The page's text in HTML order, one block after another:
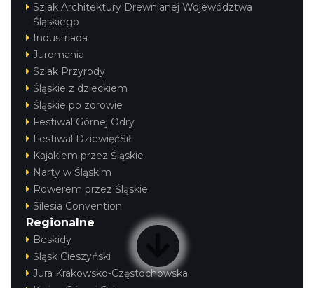
Szlak Architektury Drewnianej Województwa
Śląskiego
Industriada
Juromania
Szlak Przyrody
Śląskie z dzieckiem
Śląskie po zdrowie
Festiwal Górnej Odry
Festiwal DziewięćSił
Kajakiem przez Śląskie
Narty w Śląskim
Rowerem przez Śląskie
Silesia Convention
Regionalne
Beskidy
Śląsk Cieszyński
Jura Krakowsko-Częstochowska